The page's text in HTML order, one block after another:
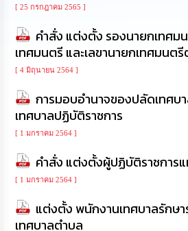
การ
จัด
ซื้อ
จัด
จ้าง
การ
เงิน
การ
คลัง
แผนการ
ป้องกัน
ทุจริต
[ 25 กรกฎาคม 2565 ]
คำสั่ง แต่งตั้ง รองนายกเทศม
เทศมนตรี และเลขานายกเทศมนต
[ 4 มิถุนายน 2564 ]
การมอบอำนาจของปลัดเทศบ
เทศบาลปฏิบัติราชการ
[ 1 มกราคม 2564 ]
คำสั่ง แต่งตั้งผู้ปฏิบัติราชการ
[ 1 มกราคม 2564 ]
แต่งตั้ง พนักงานเทศบาลรักษ
เทศบาลตำบล